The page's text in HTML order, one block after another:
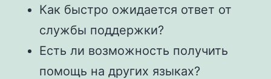
Как быстро ожидается ответ от
службы поддержки?
Есть ли возможность получить
помощь на других языках?